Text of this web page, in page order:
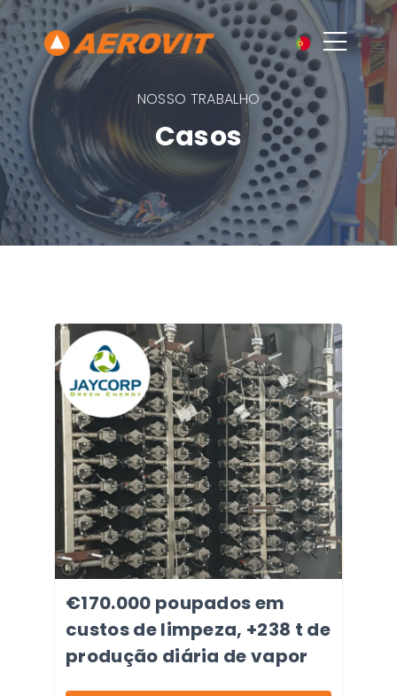
NOSSO TRABALHO
Casos
€170.000 poupados em
custos de limpeza, +238 t de
produção diária de vapor